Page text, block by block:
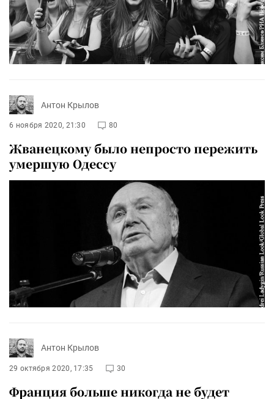
Антон Крылов
6 ноября 2020, 21:30 80
Жванецкому было непросто пережить
умершую Одессу
Антон Крылов
29 октября 2020, 17:35 30
Франция больше никогда не будет